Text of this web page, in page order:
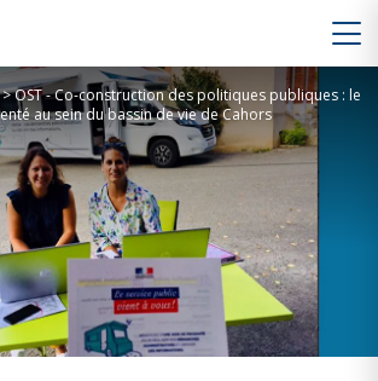
>OST - Co-construction des politiques publiques : le
au sein du bassin de vie de Cahors